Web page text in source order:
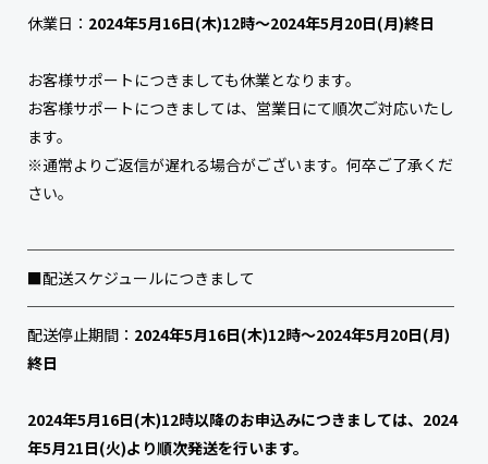
休業日： 2024年5月16日(木)12時〜2024年5月20日(月)終日
お客様サポートにつきましても休業となります。
お客様サポートにつきましては、営業日にて順次ご対応いたし
ます。
※通常よりご返信が遅れる場合がございます。何卒ご了承くだ
さい。
────────────────────────────
■配送スケジュールにつきまして
────────────────────────────
配送停止期間： 2024年5月16日(木)12時〜2024年5月20日(月)
終日
2024年5月16日(木)12時以降のお申込みにつきましては、2024
年5月21日(火)より順次発送を行います。